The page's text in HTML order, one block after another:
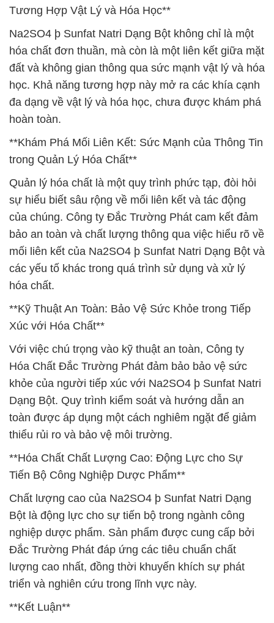
Tương Hợp Vật Lý và Hóa Học**
Na2SO4 þ Sunfat Natri Dạng Bột không chỉ là một
hóa chất đơn thuần, mà còn là một liên kết giữa mặt
đất và không gian thông qua sức mạnh vật lý và hóa
học. Khả năng tương hợp này mở ra các khía cạnh
đa dạng về vật lý và hóa học, chưa được khám phá
hoàn toàn.
**Khám Phá Mối Liên Kết: Sức Mạnh của Thông Tin
trong Quản Lý Hóa Chất**
Quản lý hóa chất là một quy trình phức tạp, đòi hỏi
sự hiểu biết sâu rộng về mối liên kết và tác động
của chúng. Công ty Đắc Trường Phát cam kết đảm
bảo an toàn và chất lượng thông qua việc hiểu rõ về
mối liên kết của Na2SO4 þ Sunfat Natri Dạng Bột và
các yếu tố khác trong quá trình sử dụng và xử lý
hóa chất.
**Kỹ Thuật An Toàn: Bảo Vệ Sức Khỏe trong Tiếp
Xúc với Hóa Chất**
Với việc chú trọng vào kỹ thuật an toàn, Công ty
Hóa Chất Đắc Trường Phát đảm bảo bảo vệ sức
khỏe của người tiếp xúc với Na2SO4 þ Sunfat Natri
Dạng Bột. Quy trình kiểm soát và hướng dẫn an
toàn được áp dụng một cách nghiêm ngặt để giảm
thiểu rủi ro và bảo vệ môi trường.
**Hóa Chất Chất Lượng Cao: Động Lực cho Sự
Tiến Bộ Công Nghiệp Dược Phẩm**
Chất lượng cao của Na2SO4 þ Sunfat Natri Dạng
Bột là động lực cho sự tiến bộ trong ngành công
nghiệp dược phẩm. Sản phẩm được cung cấp bởi
Đắc Trường Phát đáp ứng các tiêu chuẩn chất
lượng cao nhất, đồng thời khuyến khích sự phát
triển và nghiên cứu trong lĩnh vực này.
**Kết Luận**